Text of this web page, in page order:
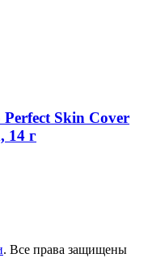
Skin Cover
14 г
. Все права защищены